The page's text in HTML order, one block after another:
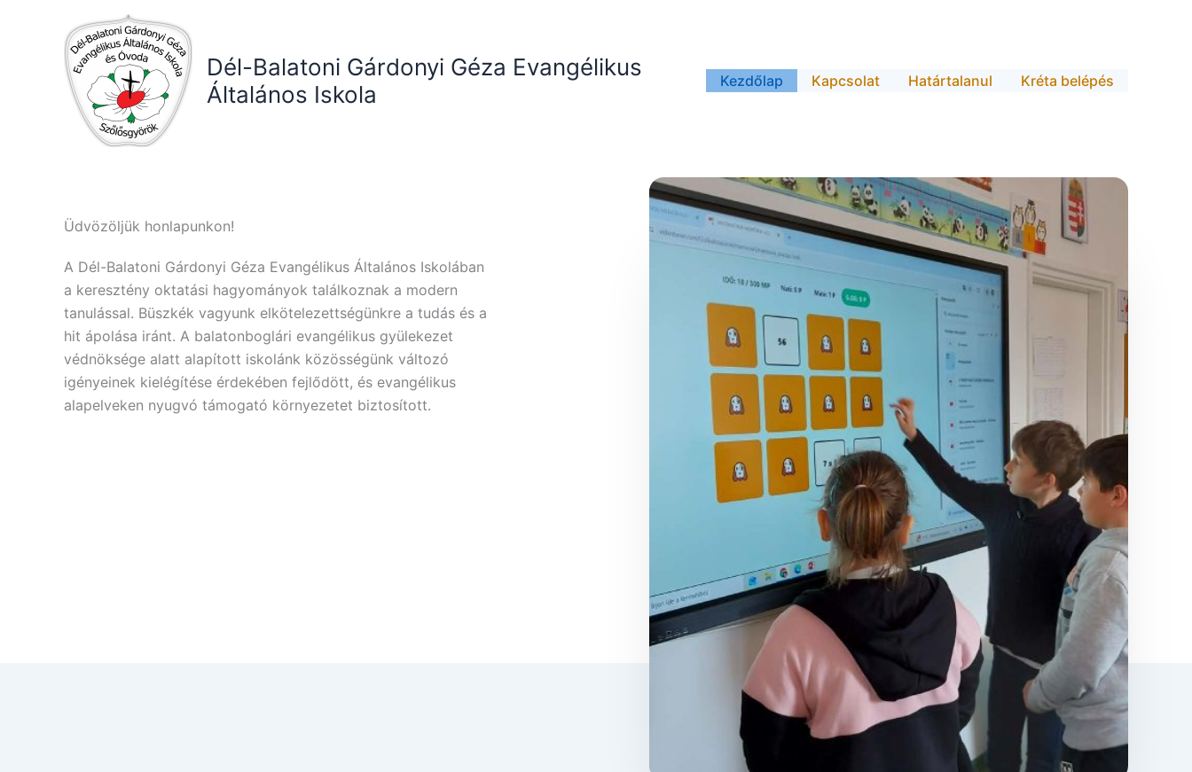
Dél-Balatoni Gárdonyi Géza Evangélikus
Általános Iskola
Kezdőlap Kapcsolat Határtalanul Kréta belépés
Üdvözöljük honlapunkon!
A Dél-Balatoni Gárdonyi Géza Evangélikus Általános Iskolában
a keresztény oktatási hagyományok találkoznak a modern
tanulással. Büszkék vagyunk elkötelezettségünkre a tudás és a
hit ápolása iránt. A balatonboglári evangélikus gyülekezet
védnöksége alatt alapított iskolánk közösségünk változó
igényeinek kielégítése érdekében fejlődött, és evangélikus
alapelveken nyugvó támogató környezetet biztosított.